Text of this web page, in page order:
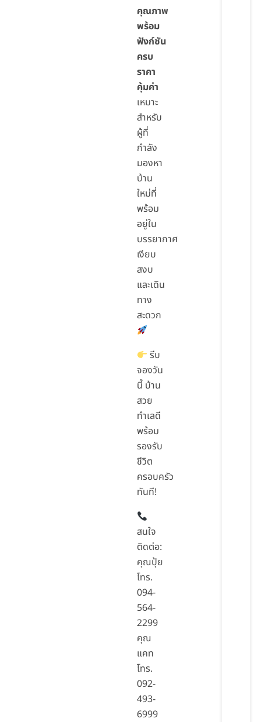
คุณภาพ
พร้อม
ฟังก์ชัน
ครบ
ราคา
คุ้มค่า
เหมาะ
สำหรับ
ผู้ที่
กำลัง
มองหา
บ้าน
ใหม่ที่
พร้อม
อยู่ใน
บรรยากาศ
เงียบ
สงบ
และเดิน
ทาง
สะดวก
รีบ
จองวัน
นี้ บ้าน
สวย
ทำเลดี
พร้อม
รองรับ
ชีวิต
ครอบครัว
ทันที!
สนใจ
ติดต่อ:
คุณปุ้ย
โทร.
094-
564-
2299
คุณ
แคท
โทร.
092-
493-
6999